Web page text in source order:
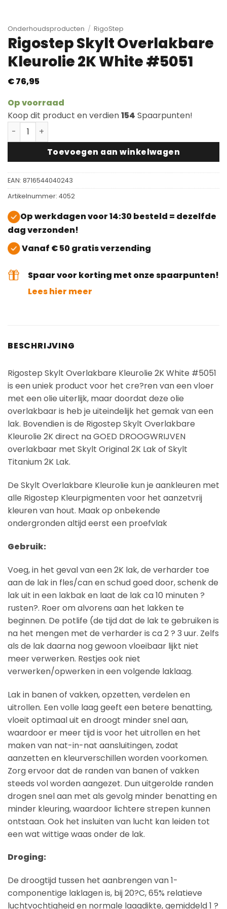
Onderhoudsproducten / RigoStep
Rigostep Skylt Overlakbare
Kleurolie 2K White #5051
€76,95
Op voorraad
Koop dit product en verdien154 Spaarpunten!
Rigostep Skylt Overlakbare Kleurolie 2K White #5051
Toevoegen aan winkelwagen
EAN: 8716544040243
Artikelnummer: 4052
Op werkdagen voor 14:30 besteld = dezelfde
dag verzonden!
Vanaf € 50 gratis verzending
Spaar voor korting met onze spaarpunten!
Lees hier meer
BESCHRIJVING
Rigostep Skylt Overlakbare Kleurolie 2K White #5051
is een uniek product voor het cre?ren van een vloer
met een olie uiterlijk, maar doordat deze olie
overlakbaar is heb je uiteindelijk het gemak van een
lak. Bovendien is de Rigostep Skylt Overlakbare
Kleurolie 2K direct na GOED DROOGWRIJVEN
overlakbaar met Skylt Original 2K Lak of Skylt
Titanium 2K Lak.
De Skylt Overlakbare Kleurolie kun je aankleuren met
alle Rigostep Kleurpigmenten voor het aanzetvrij
kleuren van hout. Maak op onbekende
ondergronden altijd eerst een proefvlak
Gebruik:
Voeg, in het geval van een 2K lak, de verharder toe
aan de lak in fles/can en schud goed door, schenk de
lak uit in een lakbak en laat de lak ca 10 minuten ?
rusten?. Roer om alvorens aan het lakken te
beginnen. De potlife (de tijd dat de lak te gebruiken is
na het mengen met de verharder is ca 2 ? 3 uur. Zelfs
als de lak daarna nog gewoon vloeibaar lijkt niet
meer verwerken. Restjes ook niet
verwerken/opwerken in een volgende laklaag.
Lak in banen of vakken, opzetten, verdelen en
uitrollen. Een volle laag geeft een betere benatting,
vloeit optimaal uit en droogt minder snel aan,
waardoor er meer tijd is voor het uitrollen en het
maken van nat-in-nat aansluitingen, zodat
aanzetten en kleurverschillen worden voorkomen.
Zorg ervoor dat de randen van banen of vakken
steeds vol worden aangezet. Dun uitgerolde randen
drogen snel aan met als gevolg minder benatting en
minder kleuring, waardoor lichtere strepen kunnen
ontstaan. Ook het insluiten van lucht kan leiden tot
een wat wittige waas onder de lak.
Droging:
De droogtijd tussen het aanbrengen van 1-
componentige laklagen is, bij 20?C, 65% relatieve
luchtvochtigheid en normale laagdikte, gemiddeld 1 ?